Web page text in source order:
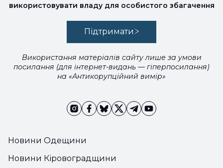
Новини Одещини
Новини Кіровоградщини
використовувати владу для особистого збагачення
Підтримати
Використання матеріалів сайту лише за умови
посилання (для інтернет-видань — гіперпосилання)
на «Антикорупційний вимір»